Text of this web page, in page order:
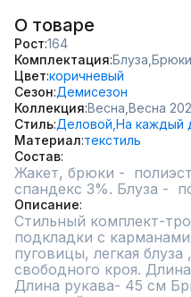
О товаре
Рост 164
Комплектация Блуза, Брюки,
Цвет коричневый
Сезон Демисезон
Коллекция Весна, Весна
Стиль Деловой, На каждый
Материал текстиль
Состав
Жакет, брюки -
спандекс 3%. Блуза -
Описание
Стильный комплект-
подкладки с
пуговицы, легкая
свободного кроя.
Длина рукава- 45 см